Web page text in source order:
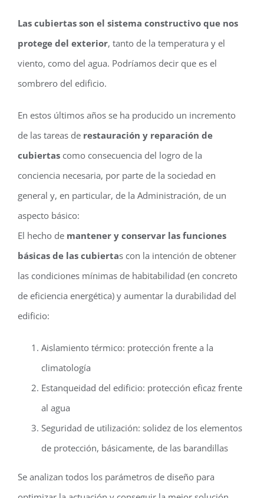
Las cubiertas son el sistema constructivo que nos
protege del exterior, tanto de la temperatura y el
viento, como del agua. Podríamos decir que es el
sombrero del edificio.
En estos últimos años se ha producido un incremento
de las tareas de restauración y reparación de
cubiertas como consecuencia del logro de la
conciencia necesaria, por parte de la sociedad en
general y, en particular, de la Administración, de un
aspecto básico:
El hecho de mantener y conservar las funciones
básicas de las cubiertas con la intención de obtener
las condiciones mínimas de habitabilidad (en concreto
de eficiencia energética) y aumentar la durabilidad del
edificio:
Aislamiento térmico: protección frente a la
climatología
Estanqueidad del edificio: protección eficaz frente
al agua
Seguridad de utilización: solidez de los elementos
de protección, básicamente, de las barandillas
Se analizan todos los parámetros de diseño para